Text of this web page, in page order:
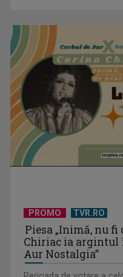
CM 2026: Belgia și
28 iunie – 3 iulie
PROMO TVR.RO
Piesa „Inimă, nu fi
Chiriac ia argintul
Aur Nostalgia”